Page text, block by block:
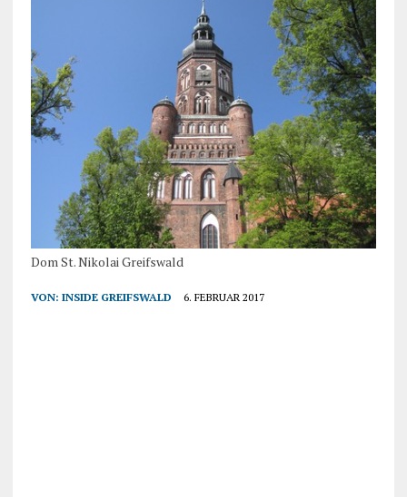
Dom St. Nikolai Greifswald
VON: INSIDE GREIFSWALD 6. FEBRUAR 2017